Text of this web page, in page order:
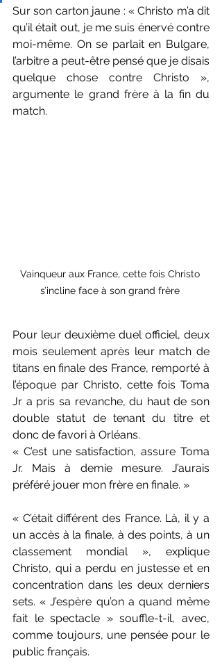
Sur son carton jaune : « Christo m’a dit
qu’il était out, je me suis énervé contre
moi-même. On se parlait en Bulgare,
l’arbitre a peut-être pensé que je disais
quelque chose contre Christo »,
argumente le grand frère à la fin du
match.
Vainqueur aux France, cette fois Christo
s’incline face à son grand frère
Pour leur deuxième duel officiel, deux
mois seulement après leur match de
titans en finale des France, remporté à
l’époque par Christo, cette fois Toma
Jr a pris sa revanche, du haut de son
double statut de tenant du titre et
donc de favori à Orléans.
« C’est une satisfaction, assure Toma
Jr. Mais à demie mesure. J’aurais
préféré jouer mon frère en finale. »
« C’était différent des France. Là, il y a
un accès à la finale, à des points, à un
classement mondial », explique
Christo, qui a perdu en justesse et en
concentration dans les deux derniers
sets. « J’espère qu’on a quand même
fait le spectacle » souffle-t-il, avec,
comme toujours, une pensée pour le
public français.